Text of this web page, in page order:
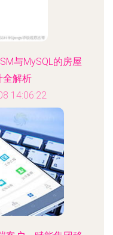
与MySQL的房屋
全解析
14:06:22